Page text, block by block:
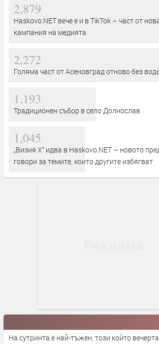
2,879
Haskovo.NET вече е и в TikTok – част от
кампания на медията
2,272
Голяма част от Асеновград отново без
1,193
Традиционен събор в село Долнослав
1,045
„Визия Х“ идва в Haskovo.NET – новото
говори за темите, които другите избягват
На сутринта е най-тъжен, този който